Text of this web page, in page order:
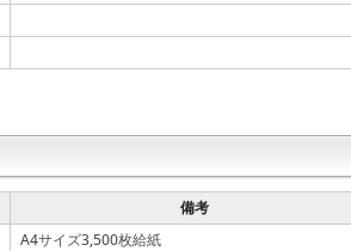
備考
A4サイズ3,500枚給紙